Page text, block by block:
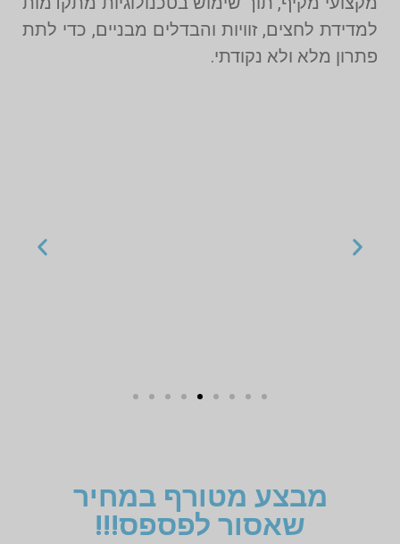
למדידת לחצים, זוויות והבדלים מבניים, כדי לתת
פתרון מלא ולא נקודתי.
מבצע מטורף במחיר
שאסור לפספס!!!